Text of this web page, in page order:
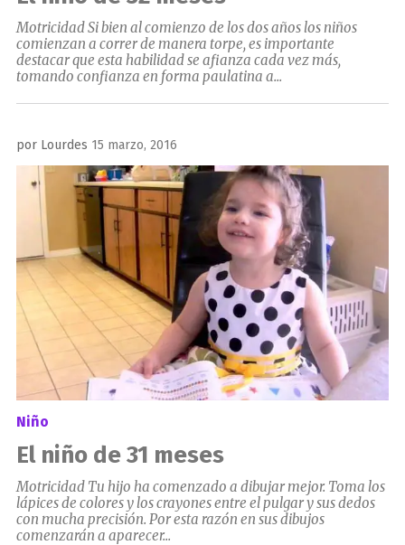
Motricidad Si bien al comienzo de los dos años los niños
comienzan a correr de manera torpe, es importante
destacar que esta habilidad se afianza cada vez más,
tomando confianza en forma paulatina a...
por Lourdes Publicado
el
15 marzo, 2016
Niño
El niño de 31 meses
Motricidad Tu hijo ha comenzado a dibujar mejor. Toma los
lápices de colores y los crayones entre el pulgar y sus dedos
con mucha precisión. Por esta razón en sus dibujos
comenzarán a aparecer...